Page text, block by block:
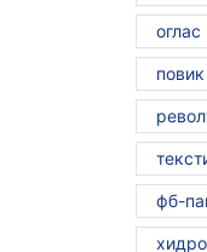
оглас
повик
фб-